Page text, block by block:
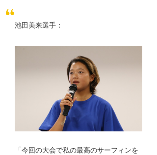
池田美来選手：
「今回の大会で私の最高のサーフィンを